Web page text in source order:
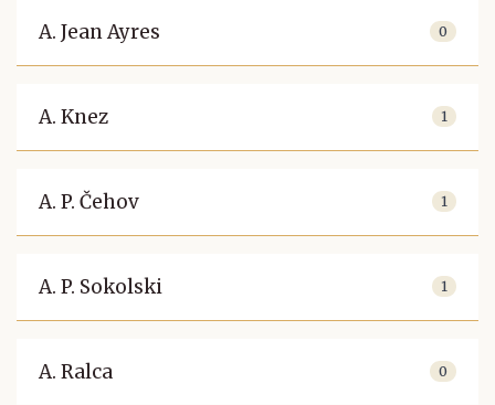
A. Jean Ayres 0
A. Knez 1
A. P. Čehov 1
A. P. Sokolski 1
A. Ralca 0